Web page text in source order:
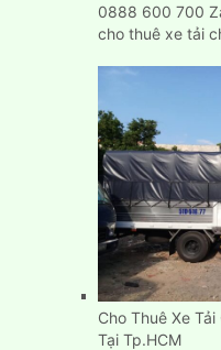
0888 600 700
cho thuê xe tải
Cho Thuê Xe
Tại Tp.HCM